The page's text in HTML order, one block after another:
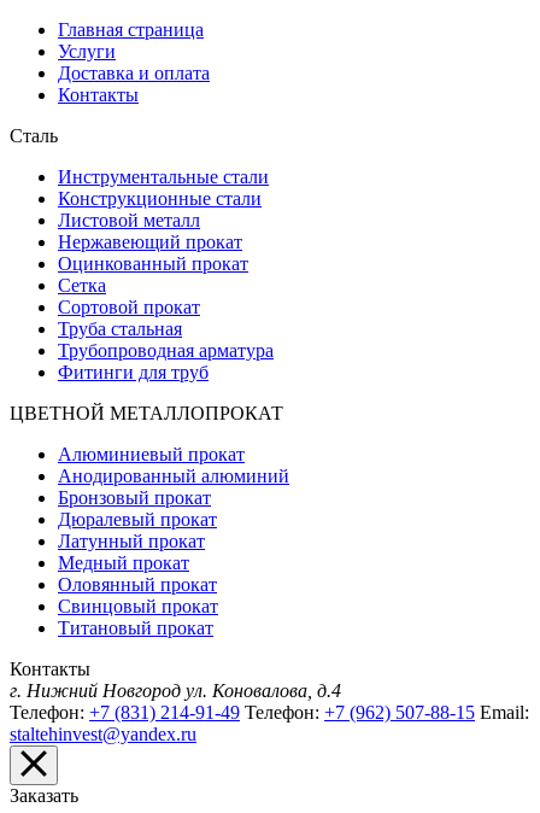
Главная страница
Услуги
Доставка и оплата
Контакты
Сталь
Инструментальные стали
Конструкционные стали
Листовой металл
Нержавеющий прокат
Оцинкованный прокат
Сетка
Сортовой прокат
Труба стальная
Трубопроводная арматура
Фитинги для труб
ЦВЕТНОЙ МЕТАЛЛОПРОКАТ
Алюминиевый прокат
Анодированный алюминий
Бронзовый прокат
Дюралевый прокат
Латунный прокат
Медный прокат
Оловянный прокат
Свинцовый прокат
Титановый прокат
Контакты
г. Нижний Новгород ул. Коновалова, д.4
Телефон: +7 (831) 214-91-49 Телефон: +7 (962) 507-88-15 Email:
staltehinvest@yandex.ru
Заказать